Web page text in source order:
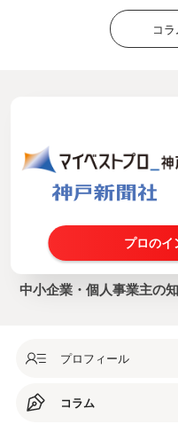
コ
プロのイ
中小企業・個人事業主の
プロフィール
コラム